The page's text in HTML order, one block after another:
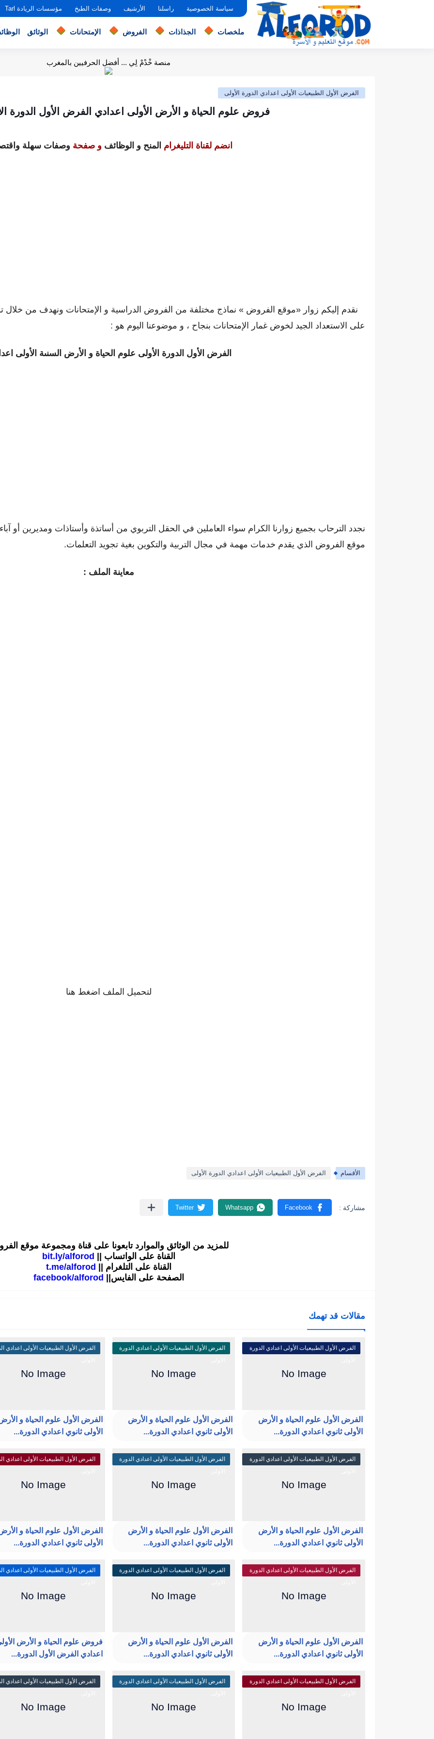
سياسة الخصوصية راسلنا الأرشيف وصفات الطبخ مؤسسات الريادة Tarl
ملخصات الجذاذات الفروض الإمتحانات الوثائق
منصة خْدْمْ لِي ... أفضل الحرفيين بالمغرب
الفرض الأول الطبيعيات الأولى اعدادي الدورة الأولى
فروض علوم الحياة و الأرض الأولى اعدادي الفرض الأول الدورة
انضم لقناة التليغرام المنح و الوظائف و صفحة وصفات سهلة
نقدم إليكم زوار «موقع الفروض » نماذج مختلفة من الفروض الدراسية و الإمتحانات ونهدف من خلال
على الاستعداد الجيد لخوض غمار الإمتحانات بنجاح ، و موضوعنا اليوم هو :
الفرض الأول الدورة الأولى علوم الحياة و الأرض السنىة الأولى
نجدد الترحاب بجميع زوارنا الكرام سواء العاملين في الحقل التربوي من أساتذة وأستاذات ومديرين أو
موقع الفروض الذي يقدم خدمات مهمة في مجال التربية والتكوين بغية تجويد التعلمات.
معاينة الملف :
لتحميل الملف اضغط هنا
الأقسام الفرض الأول الطبيعيات الأولى اعدادي الدورة الأولى
للمزيد من الوثائق والموارد تابعونا على قناة ومجموعة موقع
القناة على الواتساب ||
bit.ly/alforod
القناة على التلغرام ||
t.me/alforod
الصفحة على الفايس||
facebook/alforod
مقالات قد تهمك
الفرض الأول الطبيعيات الأولى اعدادي الدورة
الفرض الأول علوم الحياة و الأرض
الأولى ثانوي اعدادي الدورة...
الفرض الأول الطبيعيات الأولى اعدادي الدورة
الفرض الأول علوم الحياة و الأرض
الأولى ثانوي اعدادي الدورة...
الفرض الأول الطبيعيات الأولى اعدادي
الفرض الأول علوم الحياة و
الأولى ثانوي اعدادي الدورة...
الفرض الأول الطبيعيات الأولى اعدادي الدورة
الفرض الأول علوم الحياة و الأرض
الأولى ثانوي اعدادي الدورة...
الفرض الأول الطبيعيات الأولى اعدادي الدورة
الفرض الأول علوم الحياة و الأرض
الأولى ثانوي اعدادي الدورة...
الفرض الأول الطبيعيات الأولى اعدادي
الفرض الأول علوم الحياة و
الأولى ثانوي اعدادي الدورة...
الفرض الأول الطبيعيات الأولى اعدادي الدورة
الفرض الأول علوم الحياة و الأرض
الأولى ثانوي اعدادي الدورة...
الفرض الأول الطبيعيات الأولى اعدادي الدورة
الفرض الأول علوم الحياة و الأرض
الأولى ثانوي اعدادي الدورة...
الفرض الأول الطبيعيات الأولى اعدادي
فروض علوم الحياة و الأرض
اعدادي الفرض الأول الدورة...
الفرض الأول الطبيعيات الأولى اعدادي الدورة
الفرض الأول الطبيعيات الأولى اعدادي الدورة
الفرض الأول الطبيعيات الأولى اعدادي